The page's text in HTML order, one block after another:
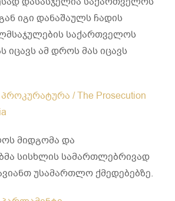
იგი დანაშაულს ჩადის
საქართველოს
იცავს ამ დროს მას იცავს
/ The Prosecution
მიდგომა და
სისხლის სამართლებრივად
უსამართლო ქმედებებზე.